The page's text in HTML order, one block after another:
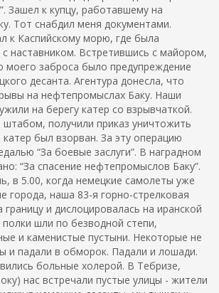
Зашел к купцу, работавшему на
Тот снабдил меня документами.
к Каспийскому морю, где была
наставником. Встретившись с майором,
моего заброса было предупреждение
десанта. Агентура донесла, что
на нефтепромыслах Баку. Наши
на берегу катер со взрывчаткой.
штабом, получили приказ уничтожить
был взорван. За эту операцию
“За боевые заслуги”. В наградном
“За спасение нефтепромыслов Баку”.
в 5.00, когда немецкие самолеты уже
города, наша 83-я горно-стрелковая
границу и дислоцировалась на иранской
шли по безводной степи,
и каменистые пустыни. Некоторые не
и падали в обморок. Падали и лошади.
больные холерой. В Тебризе,
нас встречали пустые улицы - жители